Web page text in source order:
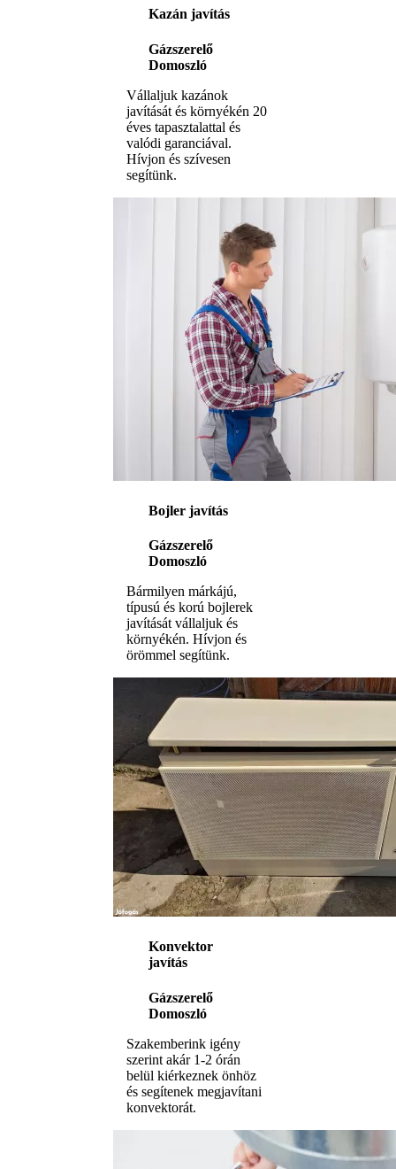
Kazán javítás
Gázszerelő
Domoszló
Vállaljuk kazánok
javítását és környékén 20
éves tapasztalattal és
valódi garanciával.
Hívjon és szívesen
segítünk.
Bojler javítás
Gázszerelő
Domoszló
Bármilyen márkájú,
típusú és korú bojlerek
javítását vállaljuk és
környékén. Hívjon és
örömmel segítünk.
Konvektor
javítás
Gázszerelő
Domoszló
Szakemberink igény
szerint akár 1-2 órán
belül kiérkeznek önhöz
és segítenek megjavítani
konvektorát.